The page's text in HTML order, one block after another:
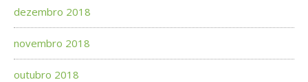
dezembro 2018
novembro 2018
outubro 2018